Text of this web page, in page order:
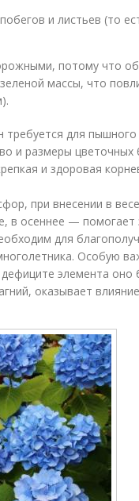
и листьев (то
потому что
массы, что
для пышного
и размеры цветочных
и здоровая
при внесении в
в осеннее — помогает
для
Особую
элемента оно
оказывает